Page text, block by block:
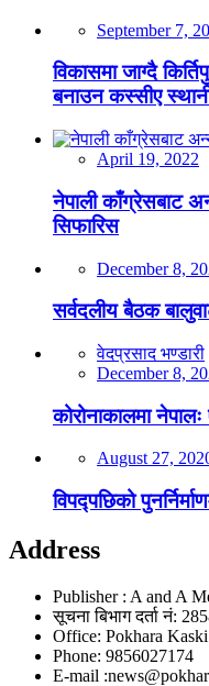
September 7,
विकासमा जाग्दै
बनाउन कस्सीए
April 19, 2022
नेपाली काँग्रेसबाट
सिफारिस
December 8,
सर्वदलीय बैठक
वेदप्रसाद भण्डारी
December 8,
कोरोनाकालमा
August 27,
विपद्पछिको
Address
Publisher : A and A
सूचना बिभाग दर्ता नं:
Office: Pokhara Kaski
Phone: 9856027174
E-mail